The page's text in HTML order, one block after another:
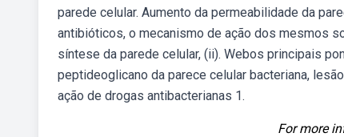
parede celular. Aumento da permeabilidade da
antibióticos, o mecanismo de ação dos mesmos
síntese da parede celular, (ii). Webos principais
peptideoglicano da parece celular bacteriana,
ação de drogas antibacterianas 1.
For more